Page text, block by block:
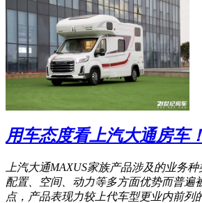
用车态度看上汽大通房车
上汽大通MAXUS家族产品涉及的业务
配置、空间、动力等多方面优势而普遍
点，产品表现力较上代车型更业内前列